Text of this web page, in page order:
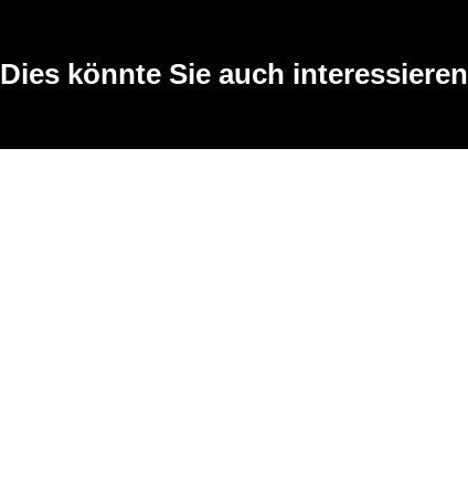
Dies könnte Sie auch interessieren